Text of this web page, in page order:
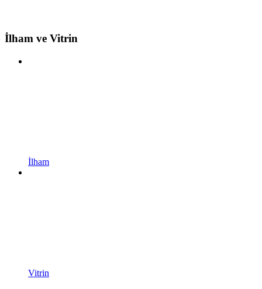
İlham ve Vitrin
İlham
Vitrin